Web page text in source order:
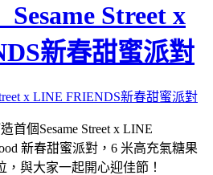
Sesame Street x
新春甜蜜派對
首個Sesame Street x LINE
新春甜蜜派對，6 米高充氣糖果
與大家一起開心迎佳節！